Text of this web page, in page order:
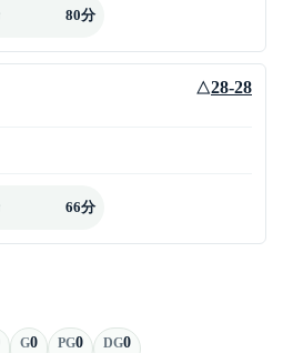
80分
△28-28
66分
G0 PG0 DG0